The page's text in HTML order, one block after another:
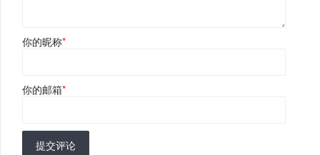
你的昵称*
你的邮箱*
提交评论